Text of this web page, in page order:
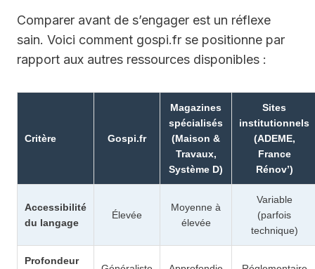
Comparer avant de s’engager est un réflexe
sain. Voici comment gospi.fr se positionne par
rapport aux autres ressources disponibles :
Critère Gospi.fr
Magazines
spécialisés
(Maison &
Travaux,
Système D)
Sites
institutionnels
(ADEME,
France
Rénov’)
Accessibilité
du langage
Élevée
Moyenne à
élevée
Variable
(parfois
technique)
Profondeur